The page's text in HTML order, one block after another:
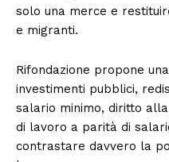
solo una merce e
e migranti.
Rifondazione propone
investimenti pubblici,
salario minimo, diritto
di lavoro a parità di
contrastare davvero la